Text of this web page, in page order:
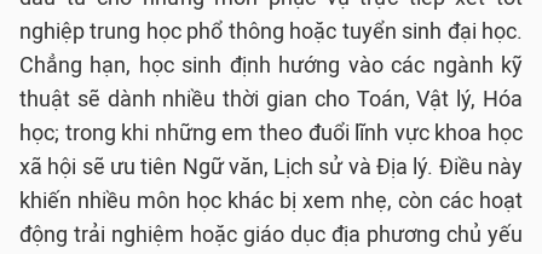
nghiệp trung học phổ thông hoặc tuyển sinh đại học.
Chẳng hạn, học sinh định hướng vào các ngành kỹ
thuật sẽ dành nhiều thời gian cho Toán, Vật lý, Hóa
học; trong khi những em theo đuổi lĩnh vực khoa học
xã hội sẽ ưu tiên Ngữ văn, Lịch sử và Địa lý. Điều này
khiến nhiều môn học khác bị xem nhẹ, còn các hoạt
động trải nghiệm hoặc giáo dục địa phương chủ yếu